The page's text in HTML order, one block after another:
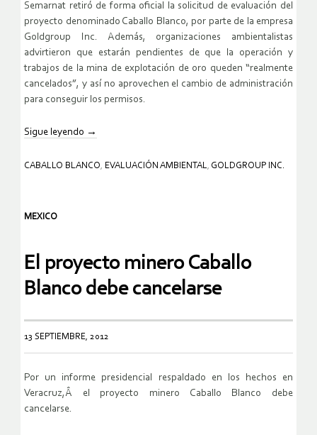
Semarnat retiró de forma oficial la solicitud de evaluación del
proyecto denominado Caballo Blanco, por parte de la empresa
Goldgroup Inc. Además, organizaciones ambientalistas
advirtieron que estarán pendientes de que la operación y
trabajos de la mina de explotación de oro queden “realmente
cancelados”, y así no aprovechen el cambio de administración
para conseguir los permisos.
Sigue leyendo →
CABALLO BLANCO, EVALUACIÓN AMBIENTAL, GOLDGROUP INC.
MEXICO
El proyecto minero Caballo
Blanco debe cancelarse
13 SEPTIEMBRE, 2012
Por un informe presidencial respaldado en los hechos en
Veracruz,Â el proyecto minero Caballo Blanco debe
cancelarse.